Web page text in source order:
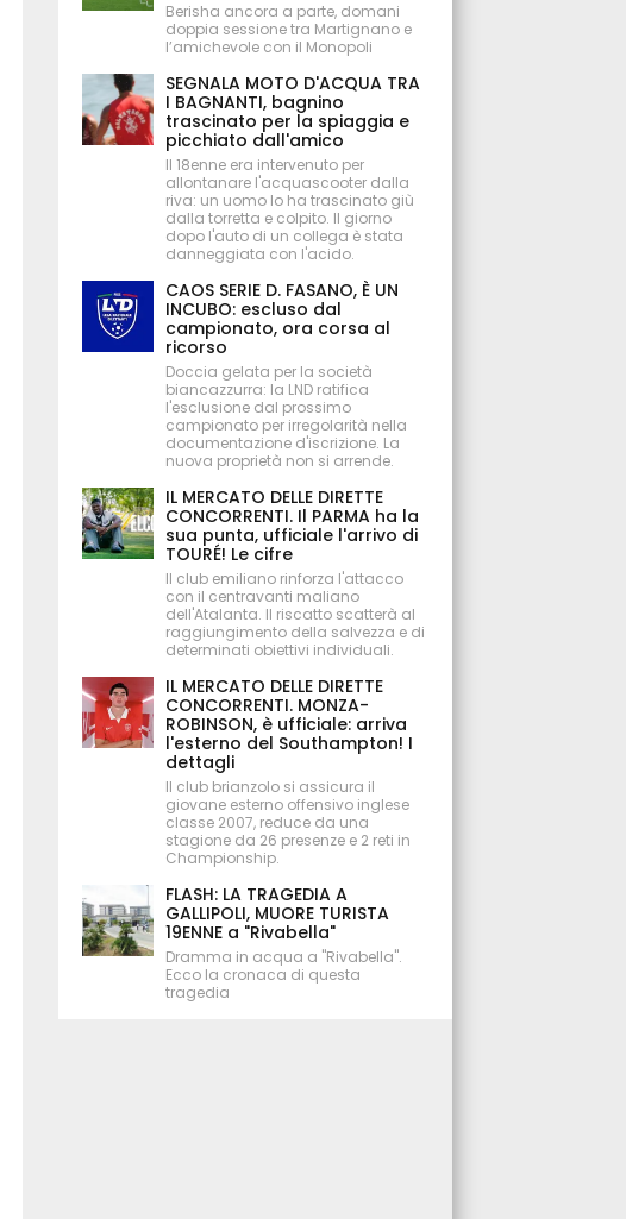
Berisha ancora a parte, domani
doppia sessione tra Martignano e
l’amichevole con il Monopoli
SEGNALA MOTO D'ACQUA TRA
I BAGNANTI, bagnino
trascinato per la spiaggia e
picchiato dall'amico
Il 18enne era intervenuto per
allontanare l'acquascooter dalla
riva: un uomo lo ha trascinato giù
dalla torretta e colpito. Il giorno
dopo l'auto di un collega è stata
danneggiata con l'acido.
CAOS SERIE D. FASANO, È UN
INCUBO: escluso dal
campionato, ora corsa al
ricorso
Doccia gelata per la società
biancazzurra: la LND ratifica
l'esclusione dal prossimo
campionato per irregolarità nella
documentazione d'iscrizione. La
nuova proprietà non si arrende.
IL MERCATO DELLE DIRETTE
CONCORRENTI. Il PARMA ha la
sua punta, ufficiale l'arrivo di
TOURÉ! Le cifre
Il club emiliano rinforza l'attacco
con il centravanti maliano
dell'Atalanta. Il riscatto scatterà al
raggiungimento della salvezza e di
determinati obiettivi individuali.
IL MERCATO DELLE DIRETTE
CONCORRENTI. MONZA-
ROBINSON, è ufficiale: arriva
l'esterno del Southampton! I
dettagli
Il club brianzolo si assicura il
giovane esterno offensivo inglese
classe 2007, reduce da una
stagione da 26 presenze e 2 reti in
Championship.
FLASH: LA TRAGEDIA A
GALLIPOLI, MUORE TURISTA
19ENNE a "Rivabella"
Dramma in acqua a "Rivabella".
Ecco la cronaca di questa
tragedia